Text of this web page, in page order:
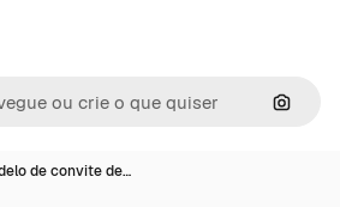
de convite de…